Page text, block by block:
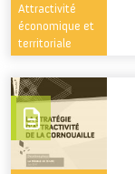
Attractivité
économique et
territoriale